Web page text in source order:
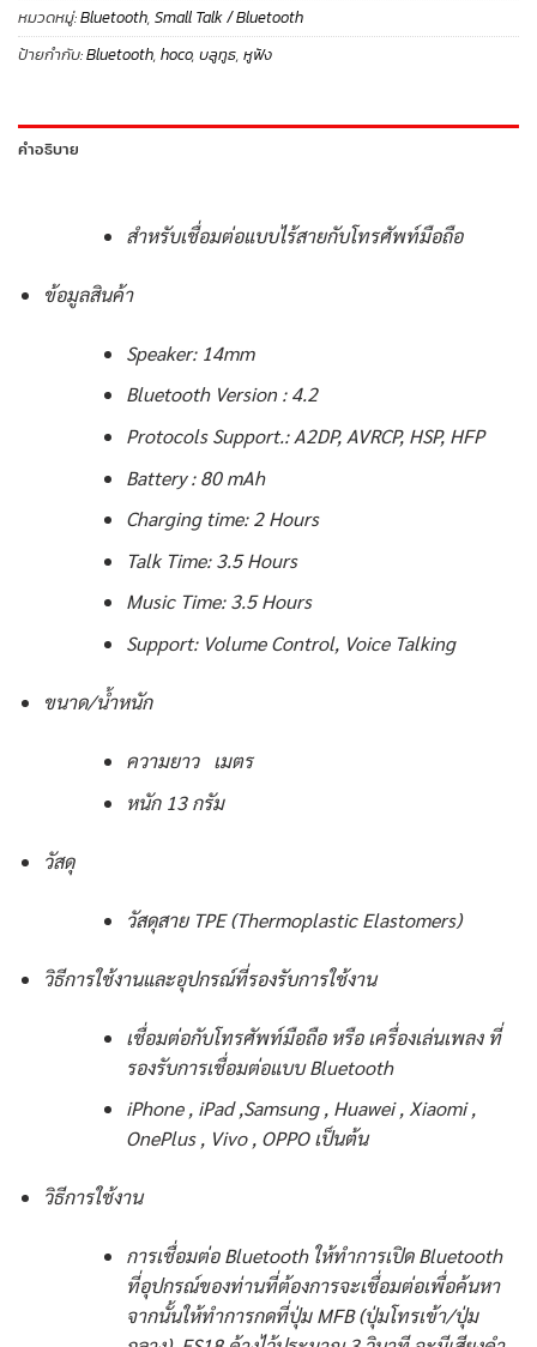
หมวดหมู่:Bluetooth, Small Talk / Bluetooth
ป้ายกำกับ:Bluetooth, hoco, บลูทูธ, หูฟัง
คำอธิบาย
สำหรับเชื่อมต่อแบบไร้สายกับโทรศัพท์มือถือ
ข้อมูลสินค้า
Speaker: 14mm
Bluetooth Version : 4.2
Protocols Support.: A2DP, AVRCP, HSP, HFP
Battery : 80 mAh
Charging time: 2 Hours
Talk Time: 3.5 Hours
Music Time: 3.5 Hours
Support: Volume Control, Voice Talking
ขนาด/น้ำหนัก
ความยาว เมตร
หนัก 13 กรัม
วัสดุ
วัสดุสาย TPE (Thermoplastic Elastomers)
วิธีการใช้งานและอุปกรณ์ที่รองรับการใช้งาน
เชื่อมต่อกับโทรศัพท์มือถือ หรือ เครื่องเล่นเพลง ที่
รองรับการเชื่อมต่อแบบ Bluetooth
iPhone , iPad ,Samsung , Huawei , Xiaomi ,
OnePlus , Vivo , OPPO เป็นต้น
วิธีการใช้งาน
การเชื่อมต่อ Bluetooth ให้ทำการเปิด Bluetooth
ที่อุปกรณ์ของท่านที่ต้องการจะเชื่อมต่อเพื่อค้นหา
จากนั้นให้ทำการกดที่ปุ่ม MFB (ปุ่มโทรเข้า/ปุ่ม